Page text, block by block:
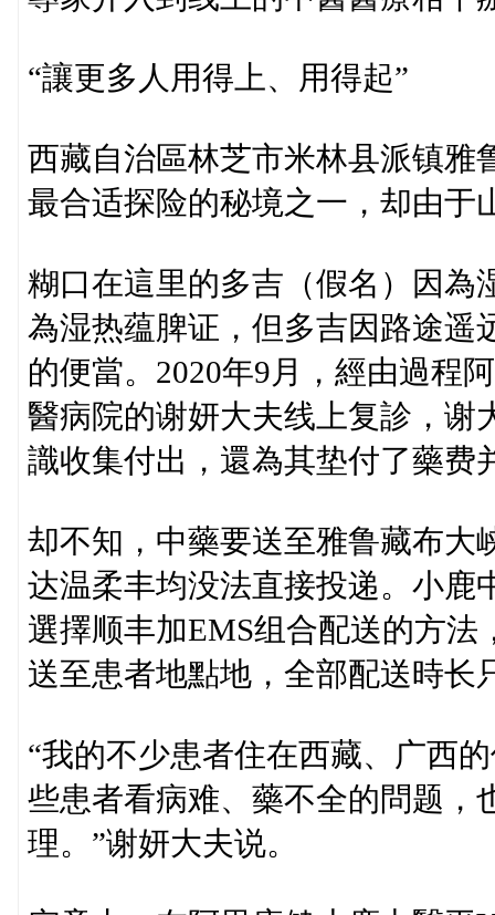
“讓更多人用得上、用得起”
西藏自治區林芝市米林县派镇雅
最合适探险的秘境之一，却由于
糊口在這里的多吉（假名）因為
為湿热蕴脾证，但多吉因路途遥
的便當。2020年9月，經由過程
醫病院的谢妍大夫线上复診，谢
識收集付出，還為其垫付了藥费
却不知，中藥要送至雅鲁藏布大
达温柔丰均没法直接投递。小鹿
選擇顺丰加EMS组合配送的方
送至患者地點地，全部配送時长
“我的不少患者住在西藏、广西
些患者看病难、藥不全的問题，
理。”谢妍大夫说。